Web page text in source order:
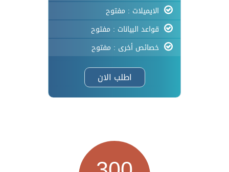
الايميلات : مفتوح
قواعد البيانات : مفتوح
خصائص أخرى : مفتوح
اطلب الان